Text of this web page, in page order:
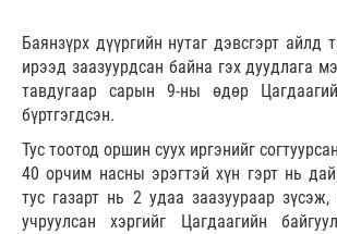
Баянзүрх дүүргийн нутаг дэвсгэрт айлд
ирээд заазуурдсан байна гэх дуудлага
тавдугаар сарын 9-ны өдөр
бүртгэгдсэн.
Тус тоотод оршин суух иргэнийг
40 орчим насны эрэгтэй хүн гэрт нь
тус газарт нь 2 удаа заазуураар
учруулсан хэргийг Цагдаагийн